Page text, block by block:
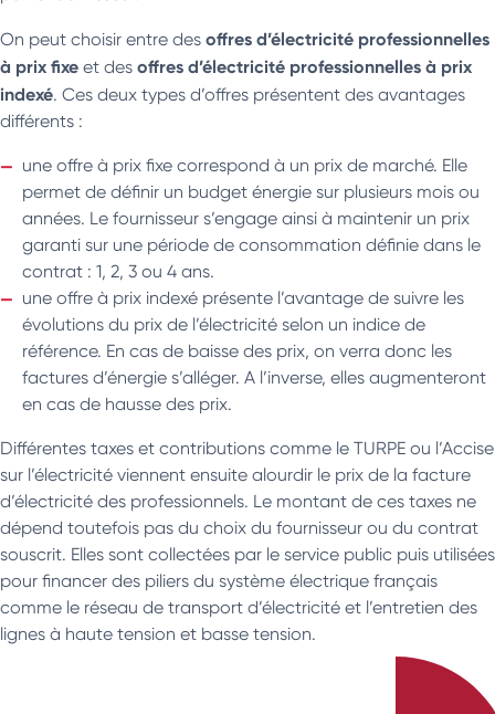
On peut choisir entre des offres d’électricité professionnelles
à prix fixe et des offres d’électricité professionnelles à prix
indexé. Ces deux types d’offres présentent des avantages
différents :
une offre à prix fixe correspond à un prix de marché. Elle
permet de définir un budget énergie sur plusieurs mois ou
années. Le fournisseur s’engage ainsi à maintenir un prix
garanti sur une période de consommation définie dans le
contrat : 1, 2, 3 ou 4 ans.
une offre à prix indexé présente l’avantage de suivre les
évolutions du prix de l’électricité selon un indice de
référence. En cas de baisse des prix, on verra donc les
factures d’énergie s’alléger. A l’inverse, elles augmenteront
en cas de hausse des prix.
Différentes taxes et contributions comme le TURPE ou l’Accise
sur l’électricité viennent ensuite alourdir le prix de la facture
d’électricité des professionnels. Le montant de ces taxes ne
dépend toutefois pas du choix du fournisseur ou du contrat
souscrit. Elles sont collectées par le service public puis utilisées
pour financer des piliers du système électrique français
comme le réseau de transport d’électricité et l’entretien des
lignes à haute tension et basse tension.